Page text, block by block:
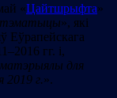
«Цайтшрыфта»
тэматыцы», які
Еўрапейскага
гг. і,
матэрыялы для
2019 г.».